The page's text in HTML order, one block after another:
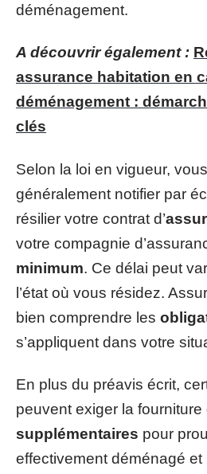
déménagement.
A découvrir également :
assurance habitation en
déménagement :
clés
Selon la loi en vigueur,
généralement notifier par
résilier votre contrat d’
votre compagnie
minimum. Ce délai peut
l’état où vous résidez.
bien comprendre les
s’appliquent dans votre
En plus du préavis écrit,
peuvent exiger la fourniture
supplémentaires pour
effectivement déménagé et